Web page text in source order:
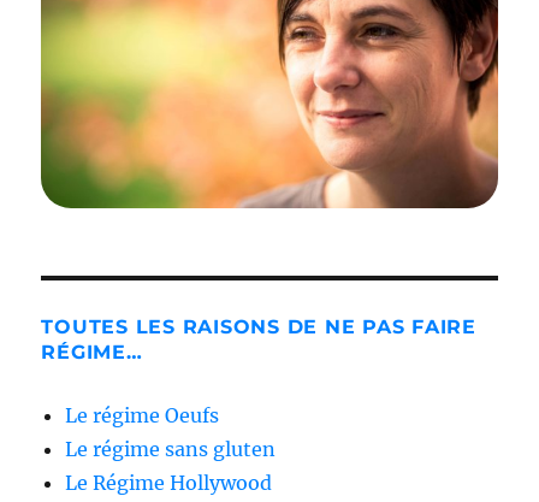
TOUTES LES RAISONS DE NE PAS FAIRE
RÉGIME…
Le régime Oeufs
Le régime sans gluten
Le Régime Hollywood